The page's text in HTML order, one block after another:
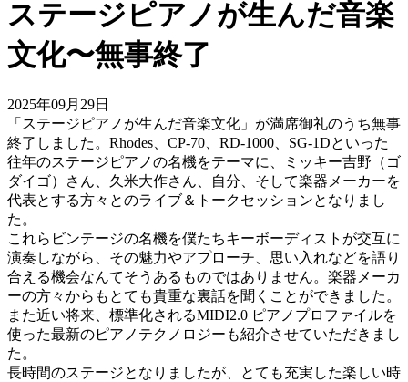
ステージピアノが生んだ音楽
文化〜無事終了
2025年09月29日
「ステージピアノが生んだ音楽文化」が満席御礼のうち無事
終了しました。Rhodes、CP-70、RD-1000、SG-1Dといった
往年のステージピアノの名機をテーマに、ミッキー吉野（ゴ
ダイゴ）さん、久米大作さん、自分、そして楽器メーカーを
代表とする方々とのライブ＆トークセッションとなりまし
た。
これらビンテージの名機を僕たちキーボーディストが交互に
演奏しながら、その魅力やアプローチ、思い入れなどを語り
合える機会なんてそうあるものではありません。楽器メーカ
ーの方々からもとても貴重な裏話を聞くことができました。
また近い将来、標準化されるMIDI2.0 ピアノプロファイルを
使った最新のピアノテクノロジーも紹介させていただきまし
た。
長時間のステージとなりましたが、とても充実した楽しい時